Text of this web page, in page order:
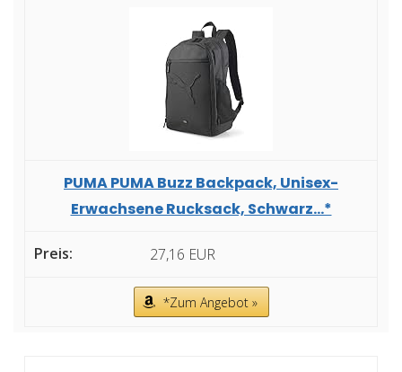
PUMA PUMA Buzz Backpack, Unisex-
Erwachsene Rucksack, Schwarz...*
27,16 EUR
*Zum Angebot »